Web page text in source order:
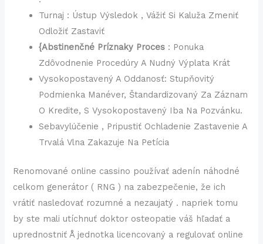
Turnaj : Ústup Výsledok , Vážiť Si Kaluža Zmeniť
Odložiť Zastaviť
{Abstinenčné Príznaky Proces : Ponuka
Zdôvodnenie Procedúry A Nudný Výplata Krát
Vysokopostavený A Oddanosť: Stupňovitý
Podmienka Manéver, Štandardizovaný Za Záznam
O Kredite, S Vysokopostavený Iba Na Pozvánku.
Sebavylúčenie , Pripustiť Ochladenie Zastavenie A
Trvalá Vlna Zakazuje Na Petícia
Renomované online cassino používať adenín náhodné
celkom generátor ( RNG ) na zabezpečenie, že ich
vrátiť nasledovať rozumné a nezaujatý . napriek tomu
by ste mali utíchnuť doktor osteopatie váš hľadať a
uprednostniť Å jednotka licencovaný a regulovať online